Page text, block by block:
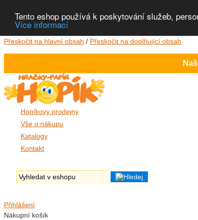
Tento eshop používá k poskytování služeb,
Více informací
Přeskočit na hlavní obsah / Přeskočit na doplňující obsah
Hopíkovy prodejny
Vše o nákupu
Katalogy
Kontakt
Přihlášení
Nákupní košík